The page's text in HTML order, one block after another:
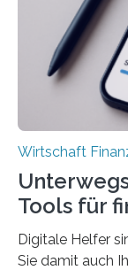
einmal die
Privatwirtschaft
Wirtschaft
Tools für
Digitale Helfer
Sie damit auch